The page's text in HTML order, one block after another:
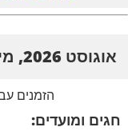
אוגוסט 2026, מידע כללי ומועדים
הזמנים
חגים ומועדים: